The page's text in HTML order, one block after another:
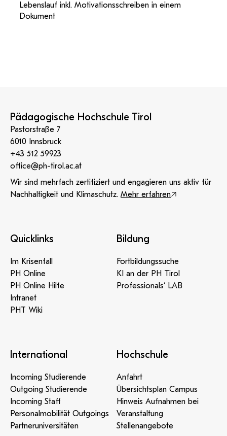
Lebenslauf inkl. Motivationsschreiben in einem
Dokument
Pädagogische Hochschule Tirol
Pastorstraße 7
6010 Innsbruck
+43 512 59923
office@ph-tirol.ac.at
Wir sind mehrfach zertifiziert und engagieren uns aktiv für
Nachhaltigkeit und Klimaschutz. Mehr erfahren
Quicklinks
Im Krisenfall
PH Online
PH Online Hilfe
Intranet
PHT Wiki
Bildung
Fortbildungssuche
KI an der PH Tirol
Professionals‘ LAB
International
Incoming Studierende
Outgoing Studierende
Incoming Staff
Personalmobilität Outgoings
Partneruniversitäten
Hochschule
Anfahrt
Übersichtsplan Campus
Hinweis Aufnahmen bei
Veranstaltung
Stellenangebote